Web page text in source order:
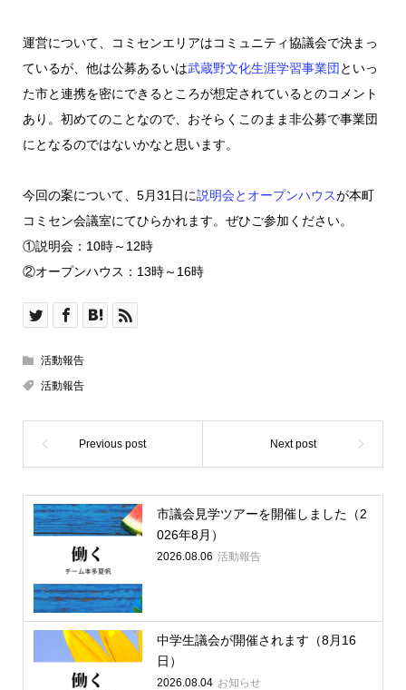
運営について、コミセンエリアはコミュニティ協議会で決まっ
ているが、他は公募あるいは武蔵野文化生涯学習事業団 といっ
た市と連携を密にできるところが想定されているとのコメント
あり。初めてのことなので、おそらくこのまま非公募で事業団
にとなるのではないかなと思います。
今回の案について、5月31日に説明会とオープンハウスが本町
コミセン会議室にてひらかれます。ぜひご参加ください。
①説明会：10時～12時
②オープンハウス：13時～16時
活動報告
活動報告
市議会見学ツアーを開催しました（2
026年8月）
2026.08.06 活動報告
中学生議会が開催されます（8月16
日）
2026.08.04 お知らせ